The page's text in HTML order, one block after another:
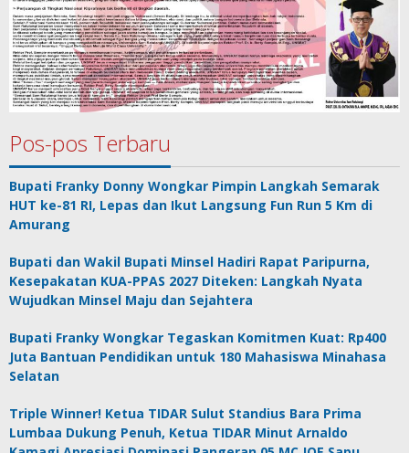
Pos-pos Terbaru
Bupati Franky Donny Wongkar Pimpin Langkah Semarak
HUT ke-81 RI, Lepas dan Ikut Langsung Fun Run 5 Km di
Amurang
Bupati dan Wakil Bupati Minsel Hadiri Rapat Paripurna,
Kesepakatan KUA-PPAS 2027 Diteken: Langkah Nyata
Wujudkan Minsel Maju dan Sejahtera
Bupati Franky Wongkar Tegaskan Komitmen Kuat: Rp400
Juta Bantuan Pendidikan untuk 180 Mahasiswa Minahasa
Selatan
Triple Winner! Ketua TIDAR Sulut Standius Bara Prima
Lumbaa Dukung Penuh, Ketua TIDAR Minut Arnaldo